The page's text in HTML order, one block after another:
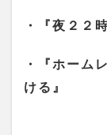
・『夜２２
・『ホーム
ける』